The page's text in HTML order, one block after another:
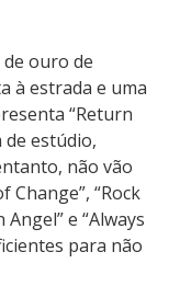
ouro de
à estrada e uma
“Return
de estúdio,
não vão
Change”, “Rock
e “Always
para não